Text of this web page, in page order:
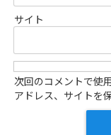
サイト
次回のコメントで使
アドレス、サイトを